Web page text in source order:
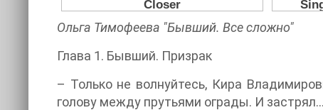
Ольга Тимофеева "Бывший. Все сложно"
Глава 1. Бывший. Призрак
– Только не волнуйтесь, Кира
голову между прутьями ограды. И